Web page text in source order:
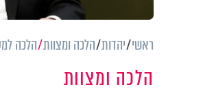
ראשי יהדות הלכה ומצוות הלכה
הלכה ומצוות